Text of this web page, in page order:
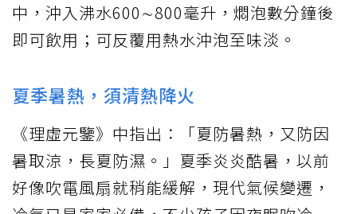
中，沖入沸水600∼800毫升，燜泡數分鐘後
即可飲用；可反覆用熱水沖泡至味淡。
夏季暑熱，須清熱降火
《理虛元鑒》中指出：「夏防暑熱，又防因
暑取涼，長夏防濕。」夏季炎炎酷暑，以前
好像吹電風扇就稍能緩解，現代氣候變遷，